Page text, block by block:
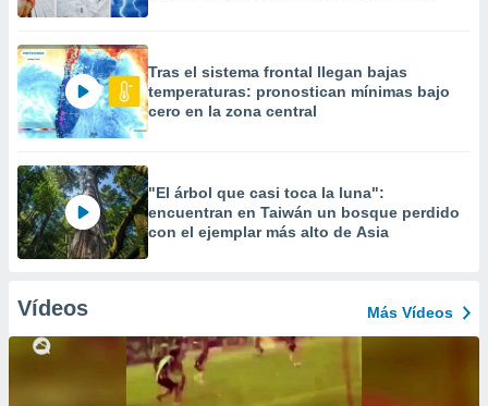
Tras el sistema frontal llegan bajas
temperaturas: pronostican mínimas bajo
cero en la zona central
"El árbol que casi toca la luna":
encuentran en Taiwán un bosque perdido
con el ejemplar más alto de Asia
Vídeos Más Vídeos